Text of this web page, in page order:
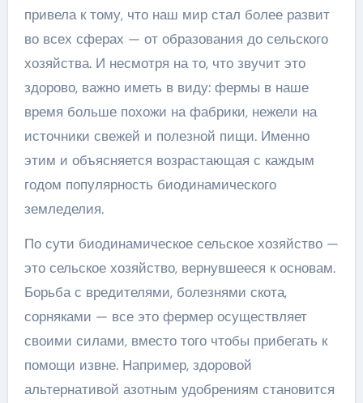
привела к тому, что наш мир стал более развит
во всех сферах — от образования до сельского
хозяйства. И несмотря на то, что звучит это
здорово, важно иметь в виду: фермы в наше
время больше похожи на фабрики, нежели на
источники свежей и полезной пищи. Именно
этим и объясняется возрастающая с каждым
годом популярность биодинамического
земледелия.
По сути биодинамическое сельское хозяйство —
это сельское хозяйство, вернувшееся к основам.
Борьба с вредителями, болезнями скота,
сорняками — все это фермер осуществляет
своими силами, вместо того чтобы прибегать к
помощи извне. Например, здоровой
альтернативой азотным удобрениям становится